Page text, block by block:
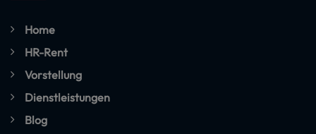
Home
HR-Rent
Vorstellung
Dienstleistungen
Blog